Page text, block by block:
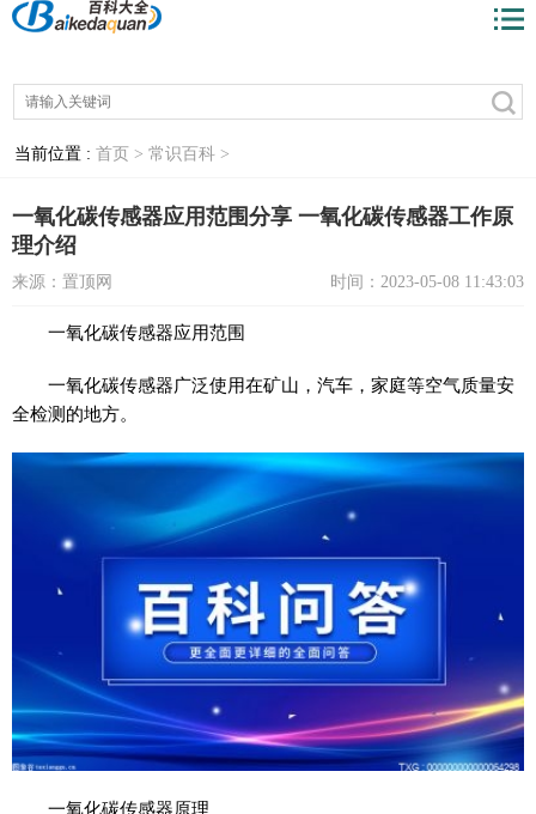
当前位置 : 首页 > 常识百科 >
一氧化碳传感器应用范围分享 一氧化碳传感器工作原
理介绍
来源：置顶网 时间：2023-05-08 11:43:03
一氧化碳传感器应用范围
一氧化碳传感器广泛使用在矿山，汽车，家庭等空气质量安
全检测的地方。
一氧化碳传感器原理